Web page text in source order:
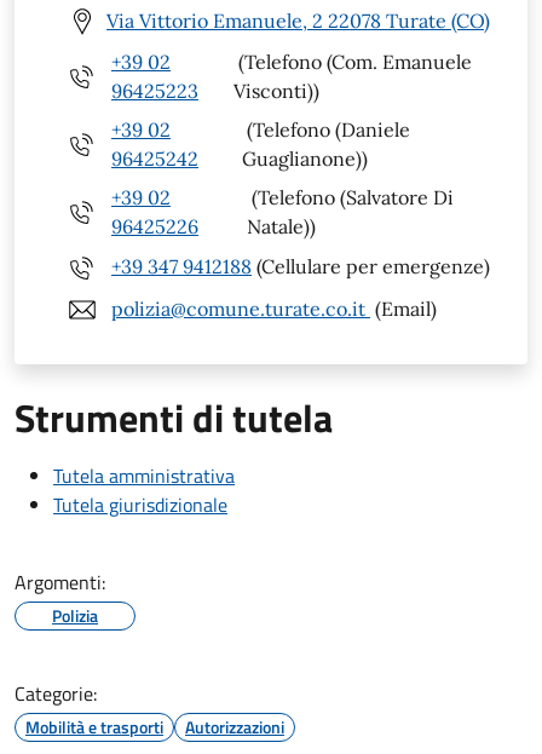
Via Vittorio Emanuele, 2 22078 Turate (CO)
+39 02
96425223
(Telefono (Com. Emanuele
Visconti))
+39 02
96425242
(Telefono (Daniele
Guaglianone))
+39 02
96425226
(Telefono (Salvatore Di
Natale))
+39 347 9412188 (Cellulare per emergenze)
polizia@comune.turate.co.it (Email)
Strumenti di tutela
Tutela amministrativa
Tutela giurisdizionale
Argomenti:
Polizia
Categorie:
Mobilità e trasporti Autorizzazioni